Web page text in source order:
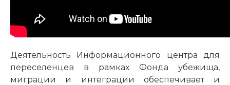
Деятельность Информационного центра для
переселенцев в рамках Фонда убежища,
миграции и интеграции обеспечивает и